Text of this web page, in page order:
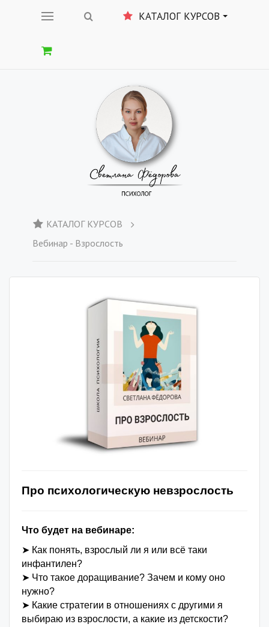
КАТАЛОГ КУРСОВ
КАТАЛОГ КУРСОВ
Вебинар - Взрослость
Про психологическую невзрослость
Что будет на вебинаре:
➤ Как понять, взрослый ли я или всё таки
инфантилен?
➤ Что такое доращивание? Зачем и кому оно
нужно?
➤ Какие стратегии в отношениях с другими я
выбираю из взрослости, а какие из детскости?